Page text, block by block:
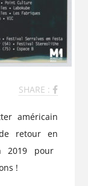
SHARE :
américain
retour en
2019 pour
!